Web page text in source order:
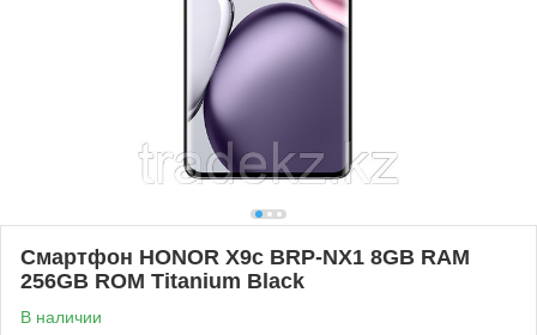
Смартфон HONOR X9c BRP-NX1 8GB RAM
256GB ROM Titanium Black
В наличии